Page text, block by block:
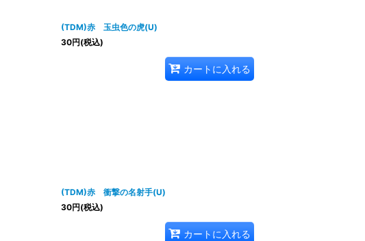
(TDM)赤 玉虫色の虎(U)
30円(税込)
カートに入れる
(TDM)赤 衝撃の名射手(U)
30円(税込)
カートに入れる